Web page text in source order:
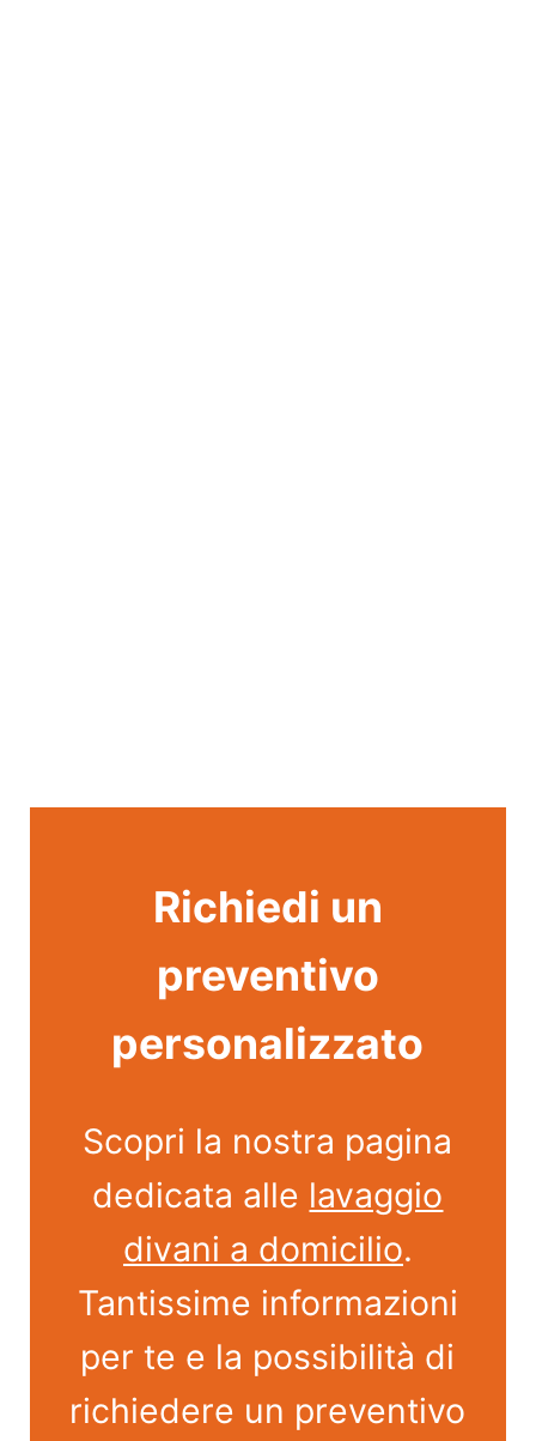
Richiedi un
preventivo
personalizzato
Scopri la nostra pagina
dedicata alle lavaggio
divani a domicilio.
Tantissime informazioni
per te e la possibilità di
richiedere un preventivo